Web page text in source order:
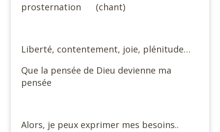
prosternation (chant)
Liberté, contentement, joie, plénitude…
Que la pensée de Dieu devienne ma
pensée
Alors, je peux exprimer mes besoins..